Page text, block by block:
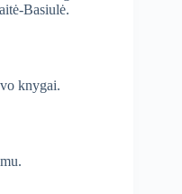
Basiulė.
knygai.